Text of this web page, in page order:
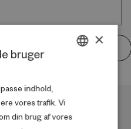
HAR MANGE SOCIALE EFFEKTER
×
bruger
indhold,
vores trafik. Vi
din brug af vores